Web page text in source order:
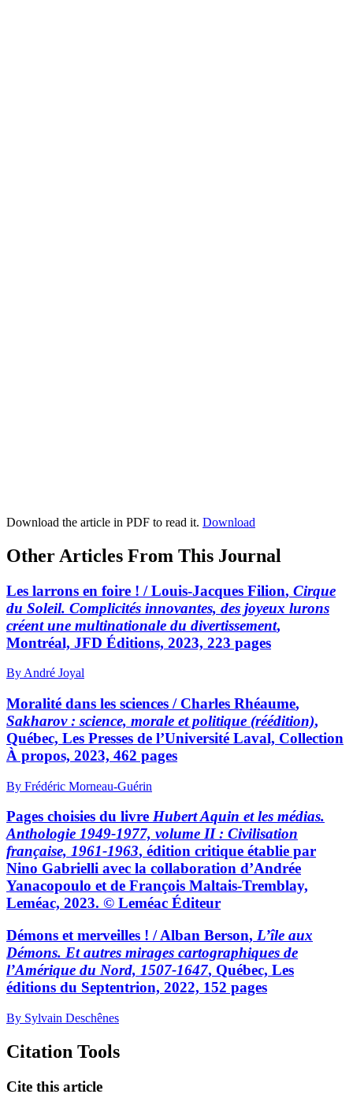
Download the article in PDF to read it. Download
Other Articles From This Journal
Les larrons en foire ! /Louis-Jacques Filion, Cirque
du Soleil. Complicités innovantes, des joyeux lurons
créent une multinationale du divertissement,
Montréal, JFD Éditions, 2023, 223 pages
By André Joyal
Moralité dans les sciences / Charles Rhéaume,
Sakharov : science, morale et politique (réédition),
Québec, Les Presses de l’Université Laval, Collection
À propos, 2023, 462 pages
By Frédéric Morneau-Guérin
Pages choisies du livre Hubert Aquin et les médias.
Anthologie 1949-1977, volume II : Civilisation
française, 1961-1963, édition critique établie par
Nino Gabrielli avec la collaboration d’Andrée
Yanacopoulo et de François Maltais-Tremblay,
Leméac, 2023. © Leméac Éditeur
Démons et merveilles ! /Alban Berson, L’île aux
Démons. Et autres mirages cartographiques de
l’Amérique du Nord, 1507-1647, Québec, Les
éditions du Septentrion, 2022, 152 pages
By Sylvain Deschênes
Citation Tools
Cite this article